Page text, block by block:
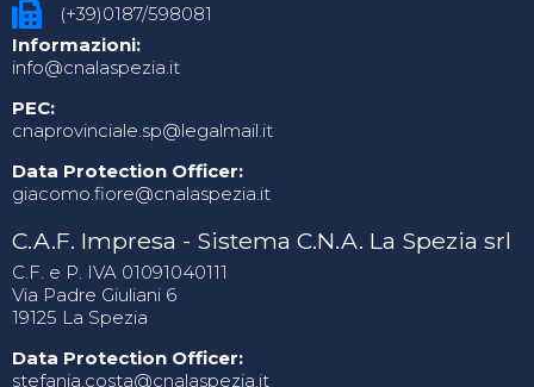
(+39)0187/598081
Informazioni:
info@cnalaspezia.it
PEC:
cnaprovinciale.sp@legalmail.it
Data Protection Officer:
giacomo.fiore@cnalaspezia.it
C.A.F. Impresa - Sistema C.N.A. La Spezia srl
C.F. e P. IVA 01091040111
Via Padre Giuliani 6
19125 La Spezia
Data Protection Officer:
stefania.costa@cnalaspezia.it